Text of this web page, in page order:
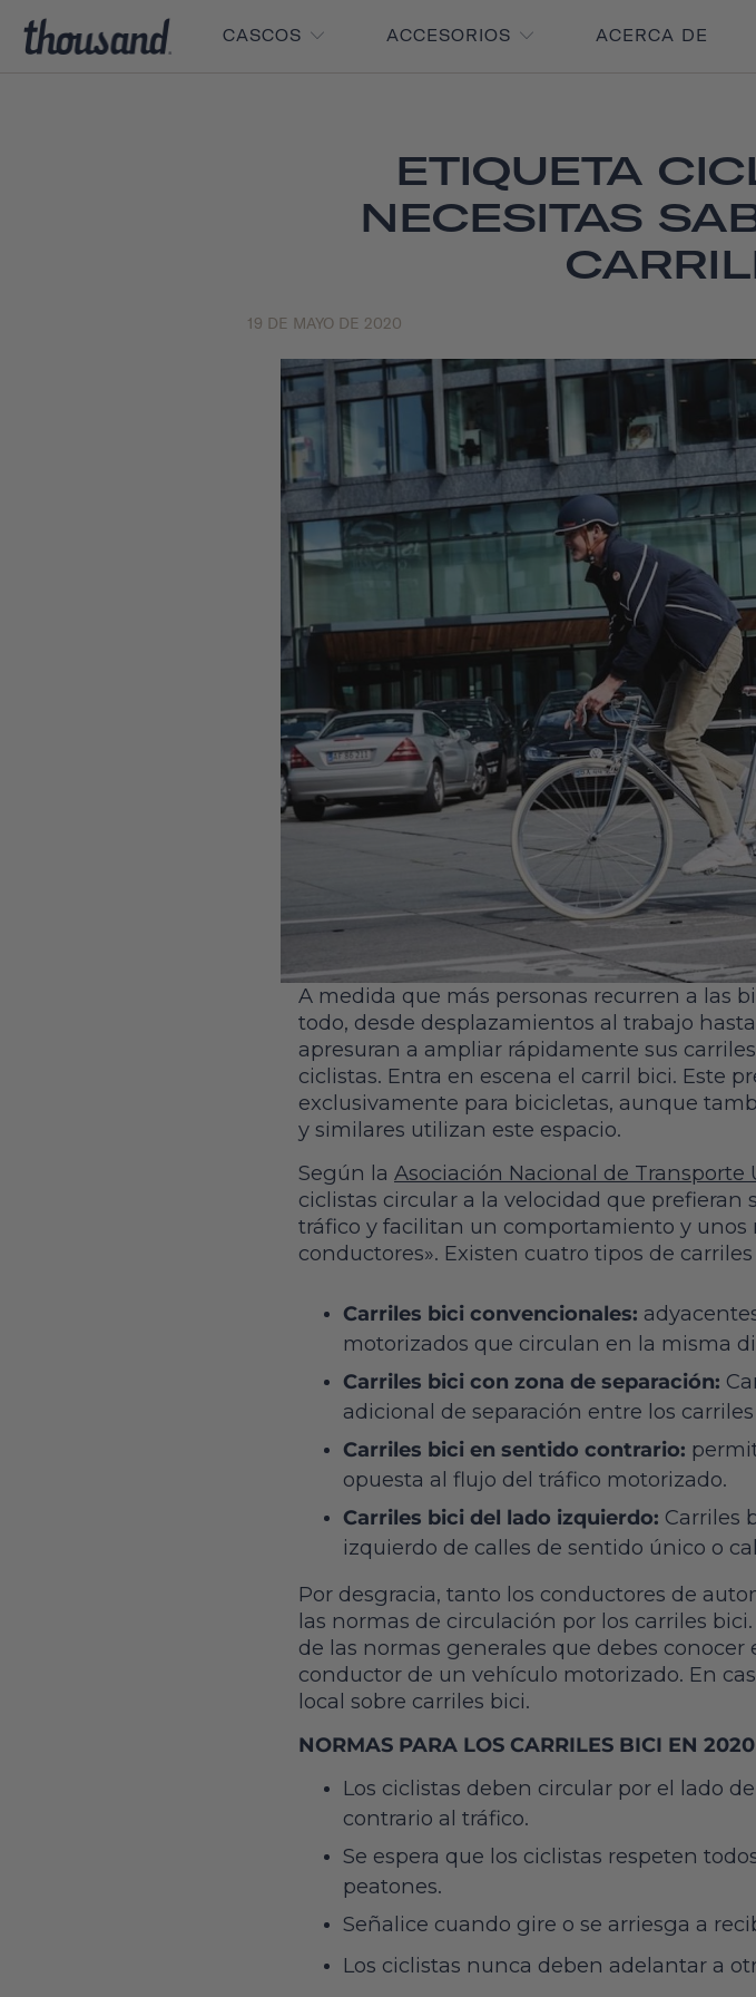
CASCOS ACCESORIOS ACERCA DE
ETIQUETA
NECESITAS
19 DE MAYO DE 2020
A medida que más personas recurren a las
todo, desde desplazamientos al trabajo
apresuran a ampliar rápidamente sus
ciclistas. Entra en escena el carril bici. Este
exclusivamente para bicicletas, aunque
y similares utilizan este espacio.
Según la Asociación Nacional de Transporte
ciclistas circular a la velocidad que prefieran
tráfico y facilitan un comportamiento y
conductores». Existen cuatro tipos de
Carriles bici convencionales:
motorizados que circulan en la misma
Carriles bici con zona de separación:
adicional de separación entre los
Carriles bici en sentido contrario:
opuesta al flujo del tráfico motorizado.
Carriles bici del lado izquierdo: Carriles
izquierdo de calles de sentido único o
Por desgracia, tanto los conductores de
las normas de circulación por los carriles
de las normas generales que debes
conductor de un vehículo motorizado. En
local sobre carriles bici.
NORMAS PARA LOS CARRILES BICI EN 2020
Los ciclistas deben circular por el lado
contrario al tráfico.
Se espera que los ciclistas respeten
peatones.
Señalice cuando gire o se arriesga a
Los ciclistas nunca deben adelantar a